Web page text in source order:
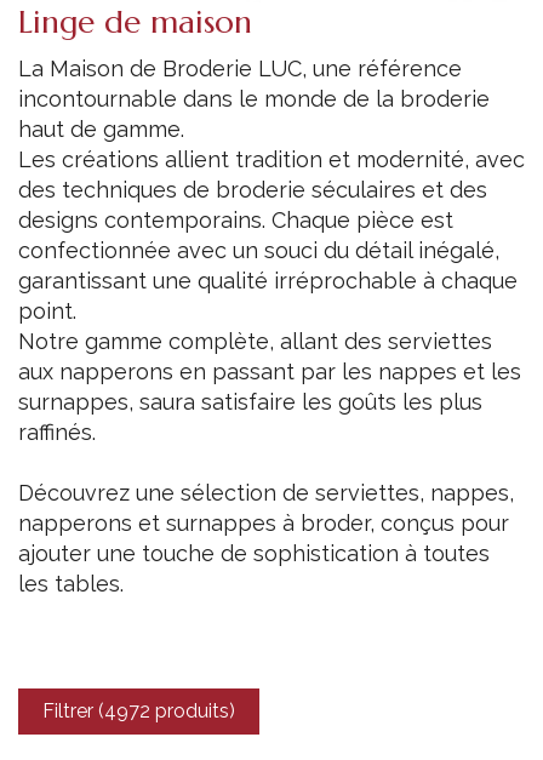
Linge de maison
La Maison de Broderie LUC, une référence
incontournable dans le monde de la broderie
haut de gamme.
Les créations allient tradition et modernité, avec
des techniques de broderie séculaires et des
designs contemporains. Chaque pièce est
confectionnée avec un souci du détail inégalé,
garantissant une qualité irréprochable à chaque
point.
Notre gamme complète, allant des serviettes
aux napperons en passant par les nappes et les
surnappes, saura satisfaire les goûts les plus
raffinés.
Découvrez une sélection de serviettes, nappes,
napperons et surnappes à broder, conçus pour
ajouter une touche de sophistication à toutes
les tables.
Filtrer (4972 produits)